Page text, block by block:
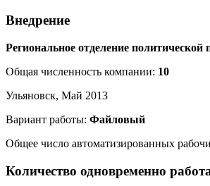
Внедрение
Региональное отделение
Общая численность компании: 10
Ульяновск, Май 2013
Вариант работы: Файловый
Общее число автоматизированных
Количество одновременно